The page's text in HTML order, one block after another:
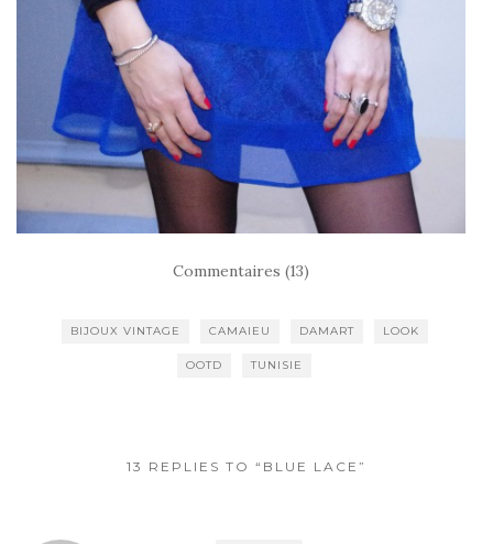
Commentaires (13)
BIJOUX VINTAGE CAMAIEU DAMART LOOK
OOTD TUNISIE
13 REPLIES TO “BLUE LACE”